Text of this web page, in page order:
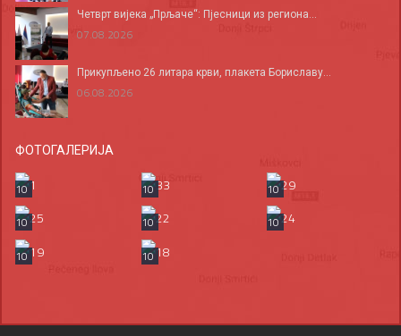
Четврт вијека „Прљаче“: Пјесници из региона...
07.08.2026
Прикупљено 26 литара крви, плакета Бориславу...
06.08.2026
ФОТОГАЛЕРИЈА
10 10
10
10
10
10
10
10